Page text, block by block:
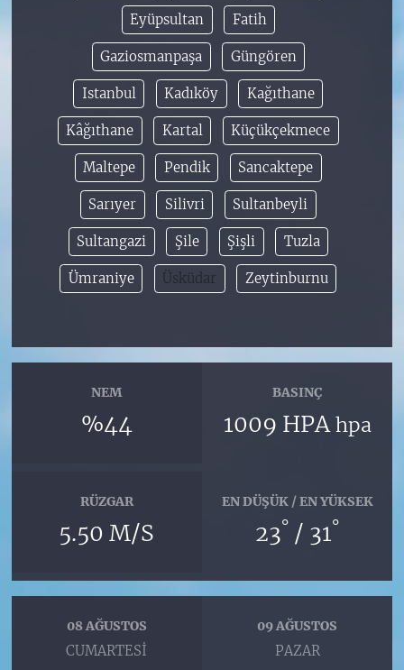
Eyüpsultan Fatih
Gaziosmanpaşa Güngören
Istanbul Kadıköy Kağıthane
Kâğıthane Kartal Küçükçekmece
Maltepe Pendik Sancaktepe
Sarıyer Silivri Sultanbeyli
Sultangazi Şile Şişli Tuzla
Ümraniye Üsküdar Zeytinburnu
NEM
%44
BASINÇ
1009 HPAhpa
RÜZGAR
5.50 M/S
EN DÜŞÜK / EN YÜKSEK
23° / 31°
08 AĞUSTOS
CUMARTESI
09 AĞUSTOS
PAZAR